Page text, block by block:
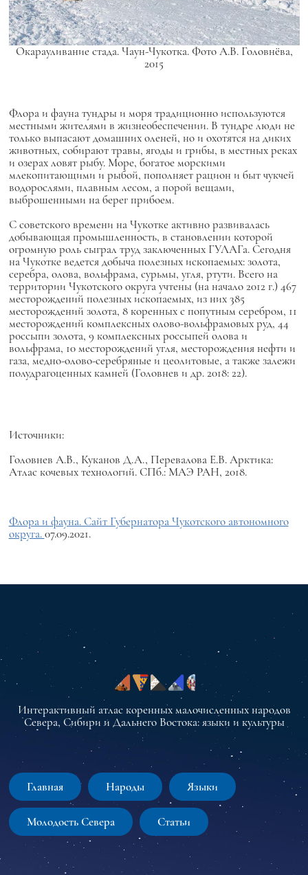
Окарауливание стада. Чаун-Чукотка. Фото А.В. Головнёва,
2015
Флора и фауна тундры и моря традиционно используются
местными жителями в жизнеобеспечении. В тундре люди не
только выпасают домашних оленей, но и охотятся на диких
животных, собирают травы, ягоды и грибы, в местных реках
и озерах ловят рыбу. Море, богатое морскими
млекопитающими и рыбой, пополняет рацион и быт чукчей
водорослями, плавным лесом, а порой вещами,
выброшенными на берег прибоем.
С советского времени на Чукотке активно развивалась
добывающая промышленность, в становлении которой
огромную роль сыграл труд заключенных ГУЛАГа. Сегодня
на Чукотке ведется добыча полезных ископаемых: золота,
серебра, олова, вольфрама, сурьмы, угля, ртути. Всего на
территории Чукотского округа учтены (на начало 2012 г.) 467
месторождений полезных ископаемых, из них 385
месторождений золота, 8 коренных с попутным серебром, 11
месторождений комплексных олово-вольфрамовых руд, 44
россыпи золота, 9 комплексных россыпей олова и
вольфрама, 10 месторождений угля, месторождения нефти и
газа, медно-олово-серебряные и цеолитовые, а также залежи
полудрагоценных камней (Головнев и др. 2018: 22).
Источники:
Головнев А.В., Куканов Д.А., Перевалова Е.В. Арктика:
Атлас кочевых технологий. СПб.: МАЭ РАН, 2018.
Флора и фауна. Сайт Губернатора Чукотского автономного
округа.07.09.2021.
Интерактивный атлас коренных малочисленных народов
Севера, Сибири и Дальнего Востока: языки и культуры
Главная Народы Языки
Молодость Севера Статьи